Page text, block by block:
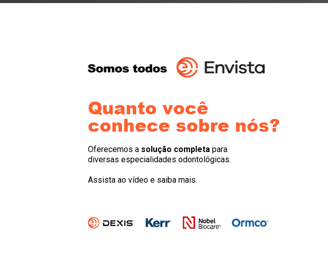
Quanto você
conhece sobre nós?
Oferecemos a solução completa para
diversas especialidades odontológicas.
Assista ao vídeo e saiba mais.